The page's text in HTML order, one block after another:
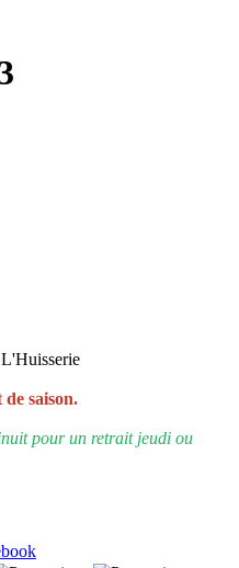
saison.
pour un retrait jeudi ou